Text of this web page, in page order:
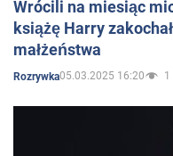
Wrócili na miesiąc
książę Harry
małżeństwa
Rozrywka05.03.2025 16:20 1